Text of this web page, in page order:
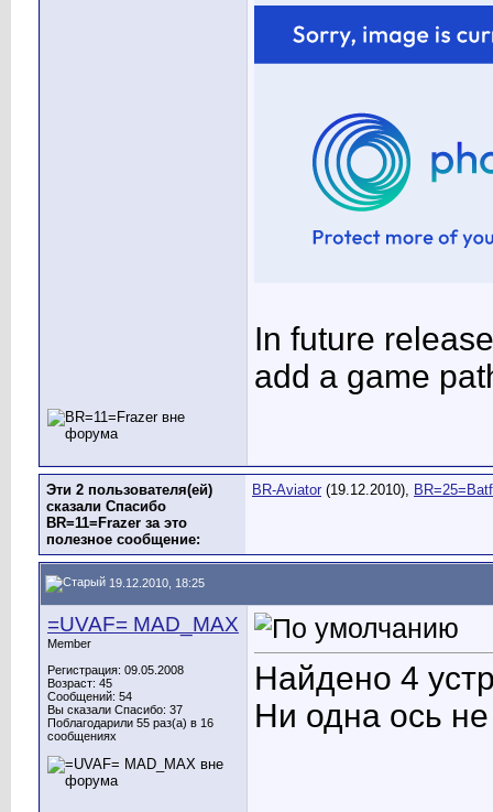
In future
add a game
Эти 2 пользователя(ей)
сказали Спасибо
BR=11=Frazer за это
полезное сообщение:
BR-Aviator (19.12.2010),
19.12.2010, 18:25
=UVAF= MAD_MAX
Member
Регистрация: 09.05.2008
Возраст: 45
Сообщений: 54
Вы сказали Спасибо: 37
Поблагодарили 55 раз(а) в 16
сообщениях
Найдено 4
Ни одна ось не